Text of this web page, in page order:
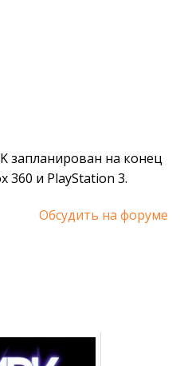
запланирован на конец
360 и PlayStation 3.
Обсудить на форуме